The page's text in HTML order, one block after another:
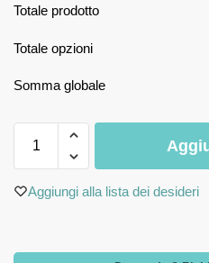
Totale prodotto
Totale opzioni
Somma globale
Aggiungi alla lista dei desideri